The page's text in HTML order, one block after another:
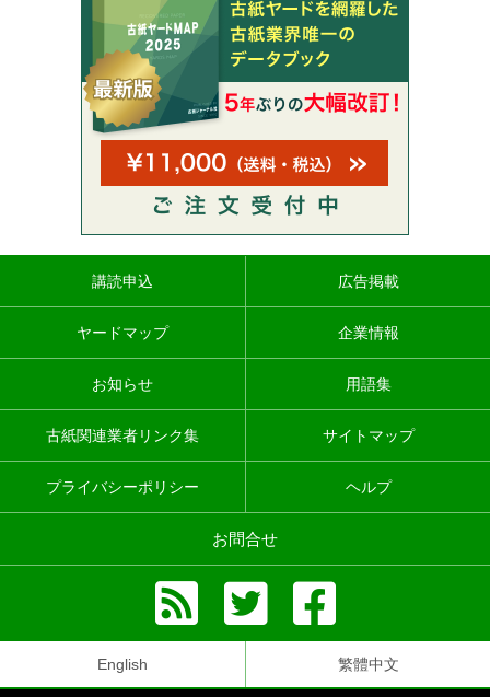
講読申込 広告掲載
ヤードマップ 企業情報
お知らせ 用語集
古紙関連業者リンク集 サイトマップ
プライバシーポリシー ヘルプ
お問合せ
English 繁體中文